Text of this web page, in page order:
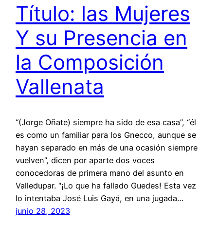
Título: las Mujeres
Y su Presencia en
la Composición
Vallenata
“(Jorge Oñate) siempre ha sido de esa casa”, “él
es como un familiar para los Gnecco, aunque se
hayan separado en más de una ocasión siempre
vuelven”, dicen por aparte dos voces
conocedoras de primera mano del asunto en
Valledupar. “¡Lo que ha fallado Guedes! Esta vez
lo intentaba José Luis Gayá, en una jugada…
junio 28, 2023